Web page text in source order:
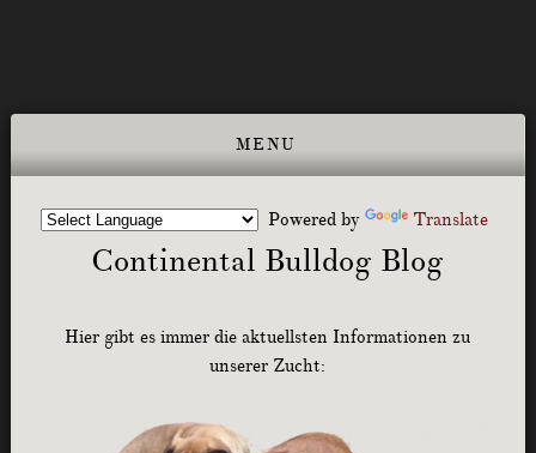
Powered by Translate
Continental Bulldog Blog
Hier gibt es immer die aktuellsten Informationen zu
unserer Zucht: